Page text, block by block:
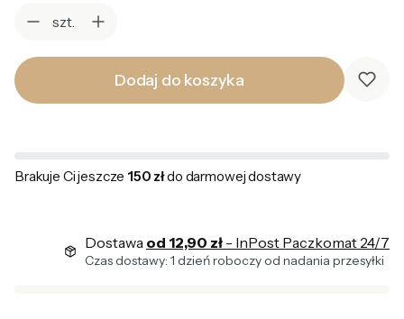
szt.
Dodaj do koszyka
Brakuje Ci jeszcze 150 złdo darmowej dostawy
Dostawa od 12,90 zł - InPost Paczkomat 24/7
Czas dostawy: 1 dzień roboczy od nadania przesyłki